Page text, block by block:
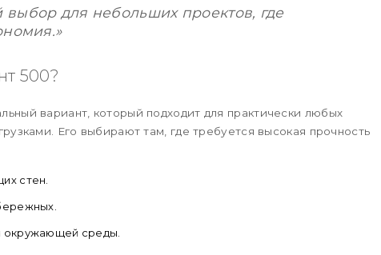
для небольших проектов, где
500?
вариант, который подходит для практически любых
Его выбирают там, где требуется высокая прочность
стен.
окружающей среды.